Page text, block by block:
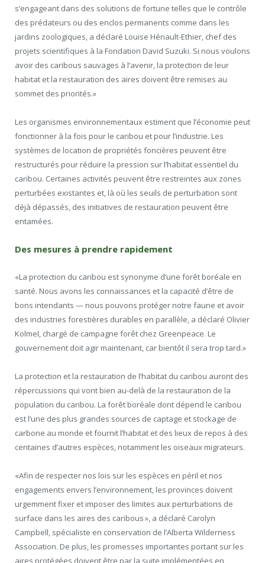
s’engageant dans des solutions de fortune telles que le contrôle
des prédateurs ou des enclos permanents comme dans les
jardins zoologiques, a déclaré Louise Hénault-Ethier, chef des
projets scientifiques à la Fondation David Suzuki. Si nous voulons
avoir des caribous sauvages à l’avenir, la protection de leur
habitat et la restauration des aires doivent être remises au
sommet des priorités.»
Les organismes environnementaux estiment que l’économie peut
fonctionner à la fois pour le caribou et pour l’industrie. Les
systèmes de location de propriétés foncières peuvent être
restructurés pour réduire la pression sur l’habitat essentiel du
caribou. Certaines activités peuvent être restreintes aux zones
perturbées existantes et, là où les seuils de perturbation sont
déjà dépassés, des initiatives de restauration peuvent être
entamées.
Des mesures à prendre rapidement
«La protection du caribou est synonyme d’une forêt boréale en
santé. Nous avons les connaissances et la capacité d’être de
bons intendants — nous pouvons protéger notre faune et avoir
des industries forestières durables en parallèle, a déclaré Olivier
Kolmel, chargé de campagne forêt chez Greenpeace. Le
gouvernement doit agir maintenant, car bientôt il sera trop tard.»
La protection et la restauration de l’habitat du caribou auront des
répercussions qui vont bien au-delà de la restauration de la
population du caribou. La forêt boréale dont dépend le caribou
est l’une des plus grandes sources de captage et stockage de
carbone au monde et fournit l’habitat et des lieux de repos à des
centaines d’autres espèces, notamment les oiseaux migrateurs.
«Afin de respecter nos lois sur les espèces en péril et nos
engagements envers l’environnement, les provinces doivent
urgemment fixer et imposer des limites aux perturbations de
surface dans les aires des caribous », a déclaré Carolyn
Campbell, spécialiste en conservation de l’Alberta Wilderness
Association. De plus, les promesses importantes portant sur les
aires protégées doivent être par la suite implémentées en